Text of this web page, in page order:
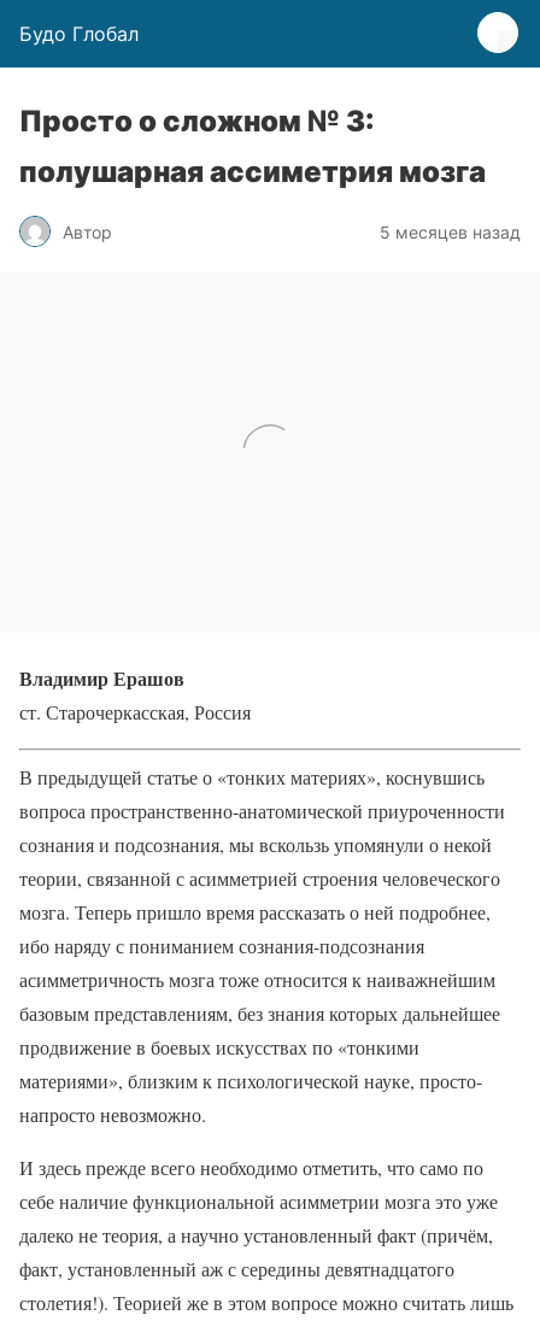
Будо Глобал
Просто о сложном № 3:
полушарная ассиметрия мозга
Автор 5 месяцев назад
Владимир Ерашов
ст. Старочеркасская, Россия
В предыдущей статье о «тонких материях», коснувшись
вопроса пространственно-анатомической приуроченности
сознания и подсознания, мы вскользь упомянули о некой
теории, связанной с асимметрией строения человеческого
мозга. Теперь пришло время рассказать о ней подробнее,
ибо наряду с пониманием сознания-подсознания
асимметричность мозга тоже относится к наиважнейшим
базовым представлениям, без знания которых дальнейшее
продвижение в боевых искусствах по «тонкими
материями», близким к психологической науке, просто-
напросто невозможно.
И здесь прежде всего необходимо отметить, что само по
себе наличие функциональной асимметрии мозга это уже
далеко не теория, а научно установленный факт (причём,
факт, установленный аж с середины девятнадцатого
столетия!). Теорией же в этом вопросе можно считать лишь